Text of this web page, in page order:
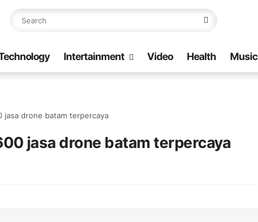
Intertainment Video Health Music
jasa drone batam terpercaya
jasa drone batam terpercaya